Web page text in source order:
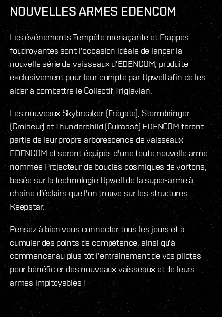
NOUVELLES ARMES EDENCOM
Les événements Tempête menaçante et Frappes
foudroyantes sont l'occasion idéale de lancer la
nouvelle série de vaisseaux d'EDENCOM, produite
exclusivement pour leur compte par Upwell afin de les
aider à combattre le Collectif Triglavian.
Les nouveaux Skybreaker (Frégate), Stormbringer
(Croiseur) et Thunderchild (Cuirassé) EDENCOM feront
partie de leur propre arborescence de vaisseaux
EDENCOM et seront équipés d'une toute nouvelle arme
nommée Projecteur de boucles cosmiques de vortons,
basée sur la technologie Upwell de la super-arme à
chaîne d'éclairs que l'on trouve sur les structures
Keepstar.
Pensez à bien vous connecter tous les jours et à
cumuler des points de compétence, ainsi qu'à
commencer au plus tôt l'entraînement de vos pilotes
pour bénéficier des nouveaux vaisseaux et de leurs
armes impitoyables !